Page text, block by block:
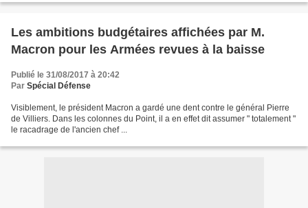
Les ambitions budgétaires affichées par M.
Macron pour les Armées revues à la baisse
Publié le 31/08/2017 à 20:42
Par Spécial Défense
Visiblement, le président Macron a gardé une dent contre le général Pierre
de Villiers. Dans les colonnes du Point, il a en effet dit assumer " totalement "
le racadrage de l'ancien chef ...